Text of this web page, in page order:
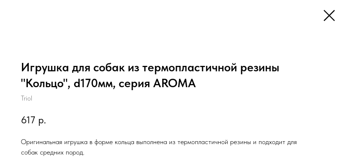
Игрушка для собак из термопластичной резины
"Кольцо", d170мм, серия AROMA
Triol
617 р.
Оригинальная игрушка в форме кольца выполнена из термопластичной резины и подходит для
собак средних пород.